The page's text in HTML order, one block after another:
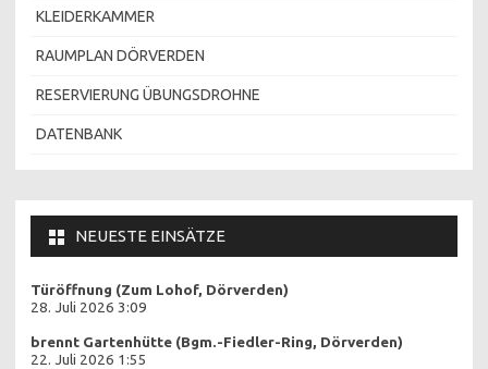
KLEIDERKAMMER
RAUMPLAN DÖRVERDEN
RESERVIERUNG ÜBUNGSDROHNE
DATENBANK
NEUESTE EINSÄTZE
Türöffnung (Zum Lohof, Dörverden)
28. Juli 2026 3:09
brennt Gartenhütte (Bgm.-Fiedler-Ring, Dörverden)
22. Juli 2026 1:55